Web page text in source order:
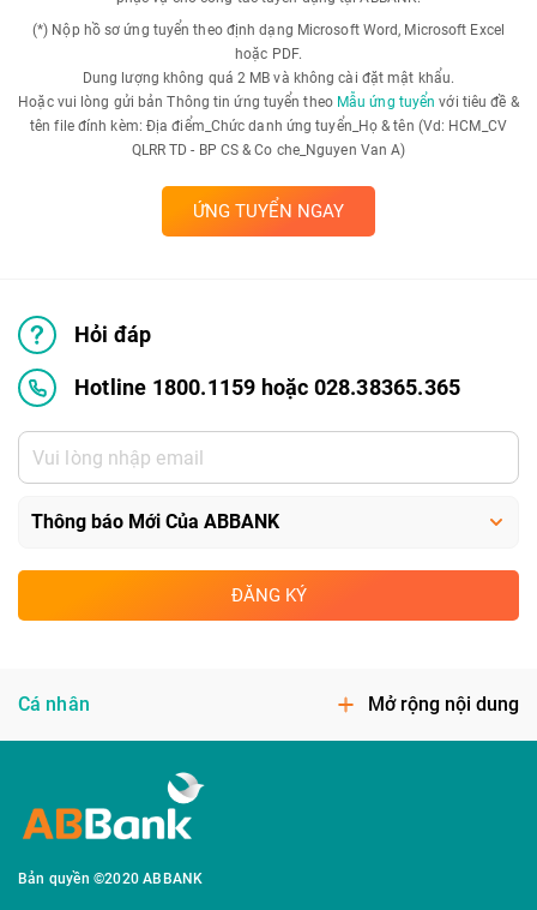
(*) Nộp hồ sơ ứng tuyển theo định dạng Microsoft Word, Microsoft Excel
hoặc PDF.
Dung lượng không quá 2 MB và không cài đặt mật khẩu.
Hoặc vui lòng gửi bản Thông tin ứng tuyển theo Mẫu ứng tuyển với tiêu đề &
tên file đính kèm: Địa điểm_Chức danh ứng tuyển_Họ & tên (Vd: HCM_CV
QLRR TD - BP CS & Co che_Nguyen Van A)
ỨNG TUYỂN NGAY
Hỏi đáp
Hotline 1800.1159 hoặc 028.38365.365
ĐĂNG KÝ
Cá nhân Mở rộng nội dung
Bản quyền ©2020 ABBANK